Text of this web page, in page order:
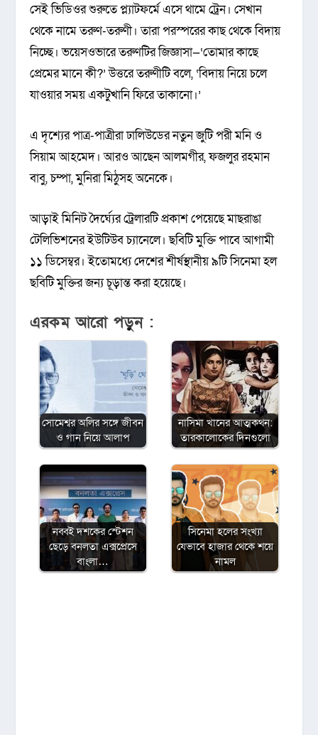
সেই ভিডিওর শুরুতে প্ল্যাটফর্মে এসে থামে ট্রেন। সেখান
থেকে নামে তরুণ-তরুণী। তারা পরস্পরের কাছ থেকে বিদায়
নিচ্ছে। ভয়েসওভারে তরুণটির জিজ্ঞাসা—‘তোমার কাছে
প্রেমের মানে কী?’ উত্তরে তরুণীটি বলে, ‘বিদায় নিয়ে চলে
যাওয়ার সময় একটুখানি ফিরে তাকানো।’
এ দৃশ্যের পাত্র-পাত্রীরা ঢালিউডের নতুন জুটি পরী মনি ও
সিয়াম আহমেদ। আরও আছেন আলমগীর, ফজলুর রহমান
বাবু, চম্পা, মুনিরা মিঠুসহ অনেকে।
আড়াই মিনিট দৈর্ঘ্যের ট্রেলারটি প্রকাশ পেয়েছে মাছরাঙা
টেলিভিশনের ইউটিউব চ্যানেলে। ছবিটি মুক্তি পাবে আগামী
১১ ডিসেম্বর। ইতোমধ্যে দেশের শীর্ষস্থানীয় ৯টি সিনেমা হল
ছবিটি মুক্তির জন্য চূড়ান্ত করা হয়েছে।
এরকম আরো পড়ুন :
সোমেশ্বর অলির সঙ্গে জীবন
ও গান নিয়ে আলাপ
নাসিমা খানের আত্মকথন:
তারকালোকের দিনগুলো
নব্বই দশকের স্টেশন
ছেড়ে বনলতা এক্সপ্রেসে
বাংলা…
সিনেমা হলের সংখ্যা
যেভাবে হাজার থেকে শয়ে
নামল